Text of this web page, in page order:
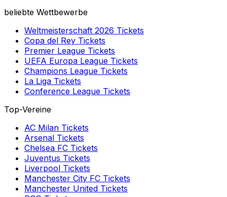
beliebte Wettbewerbe
Weltmeisterschaft 2026 Tickets
Copa del Rey Tickets
Premier League Tickets
UEFA Europa League Tickets
Champions League Tickets
La Liga Tickets
Conference League Tickets
Top-Vereine
AC Milan Tickets
Arsenal Tickets
Chelsea FC Tickets
Juventus Tickets
Liverpool Tickets
Manchester City FC Tickets
Manchester United Tickets